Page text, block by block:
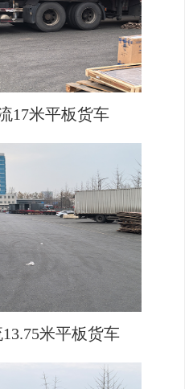
17米平板货车
米平板货车